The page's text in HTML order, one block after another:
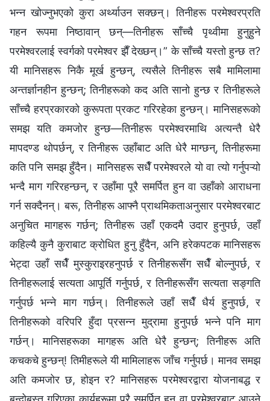
भन्न खोज्नुभएको कुरा अर्थ्याउन सक्छन्। तिनीहरू परमेश्‍वरप्रति
गहन रूपमा निष्ठावान्‌ छन्—तिनीहरू साँच्चै पृथ्वीमा हुनुहुने
परमेश्‍वरलाई स्वर्गको परमेश्‍वर झैँ देख्छन्।” के साँच्चै यस्तो हुन्छ त?
यी मानिसहरू निकै मूर्ख हुन्छन्, त्यसैले तिनीहरू सबै मामिलामा
अन्तर्ज्ञानहीन हुन्छन्; तिनीहरूको कद अति सानो हुन्छ र तिनीहरूले
साँच्चै हरप्रकारको कुरूपता प्रकट गरिरहेका हुन्छन्। मानिसहरूको
समझ यति कमजोर हुन्छ—तिनीहरू परमेश्‍वरमाथि अत्यन्तै धेरै
मापदण्ड थोपर्छन्, र तिनीहरू उहाँबाट अति धेरै माग्छन्, तिनीहरूमा
कति पनि समझ हुँदैन। मानिसहरू सधैँ परमेश्‍वरले यो वा त्यो गर्नुपऱ्यो
भन्दै माग गरिरहन्छन्, र उहाँमा पूरै समर्पित हुन वा उहाँको आराधना
गर्न सक्दैनन्। बरू, तिनीहरू आफ्नै प्राथमिकताअनुसार परमेश्‍वरबाट
अनुचित मागहरू गर्छन्; तिनीहरू उहाँ एकदमै उदार हुनुपर्छ, उहाँ
कहिल्यै कुनै कुराबाट क्रोधित हुनु हुँदैन, अनि हरेकपटक मानिसहरू
भेट्दा उहाँ सधैँ मुस्कुराइरहनुपर्छ र तिनीहरूसँग सधैँ बोल्नुपर्छ, र
तिनीहरूलाई सत्यता आपूर्ति गर्नुपर्छ, र तिनीहरूसँग सत्यता सङ्गति
गर्नुपर्छ भन्‍ने माग गर्छन्। तिनीहरूले उहाँ सधैँ धैर्य हुनुपर्छ, र
तिनीहरूको वरिपरि हुँदा प्रसन्न मुद्रामा हुनुपर्छ भन्‍ने पनि माग
गर्छन्। मानिसहरूका मागहरू अति धेरै हुन्छन्; तिनीहरू अति
कचकचे हुन्छन्! तिमीहरूले यी मामिलाहरू जाँच गर्नुपर्छ। मानव समझ
अति कमजोर छ, होइन र? मानिसहरू परमेश्‍वरद्वारा योजनाबद्ध र